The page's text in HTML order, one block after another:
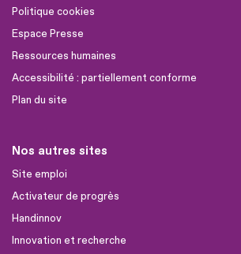
Politique cookies
Espace Presse
Ressources humaines
Accessibilité : partiellement conforme
Plan du site
Nos autres sites
Site emploi
Activateur de progrès
Handinnov
Innovation et recherche